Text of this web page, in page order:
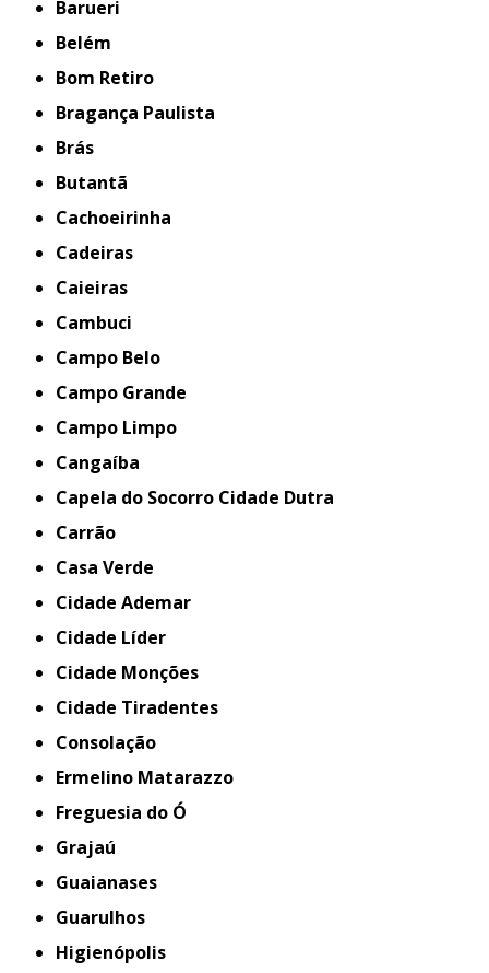
Barueri
Belém
Bom Retiro
Bragança Paulista
Brás
Butantã
Cachoeirinha
Cadeiras
Caieiras
Cambuci
Campo Belo
Campo Grande
Campo Limpo
Cangaíba
Capela do Socorro Cidade Dutra
Carrão
Casa Verde
Cidade Ademar
Cidade Líder
Cidade Monções
Cidade Tiradentes
Consolação
Ermelino Matarazzo
Freguesia do Ó
Grajaú
Guaianases
Guarulhos
Higienópolis